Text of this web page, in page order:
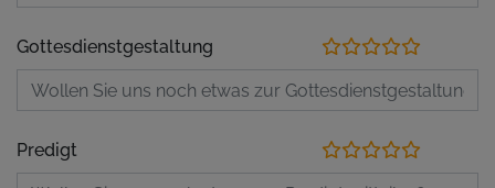
Gottesdienstgestaltung
Predigt